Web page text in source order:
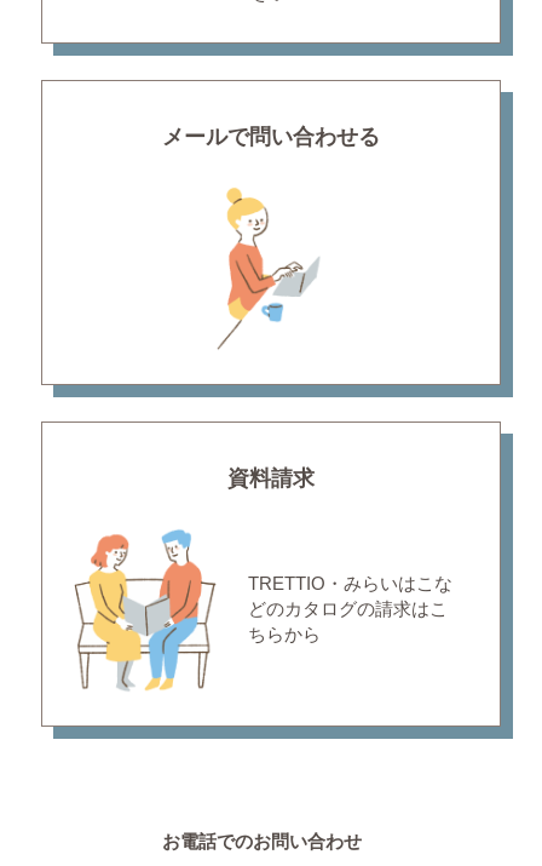
メールで問い合わせる
資料請求
TRETTIO・みらいはこな
どのカタログの請求はこ
ちらから
お電話でのお問い合わせ